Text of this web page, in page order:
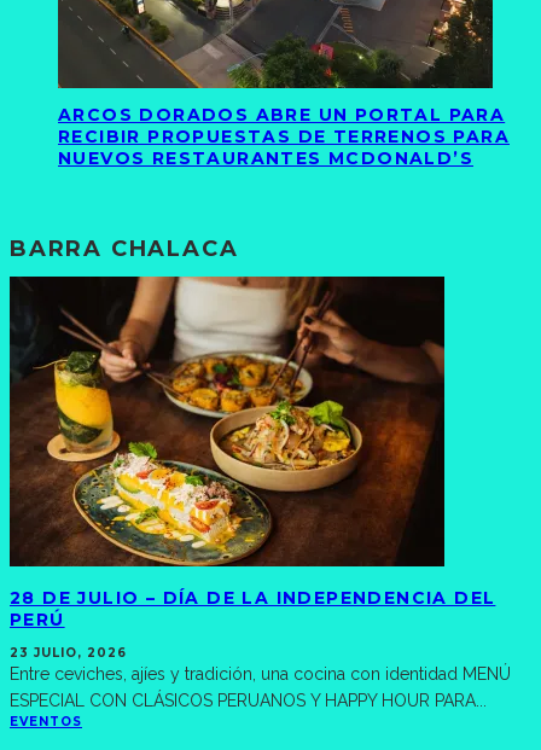
ARCOS DORADOS ABRE UN PORTAL PARA
RECIBIR PROPUESTAS DE TERRENOS PARA
NUEVOS RESTAURANTES MCDONALD’S
BARRA CHALACA
28 DE JULIO – DÍA DE LA INDEPENDENCIA DEL
PERÚ
23 JULIO, 2026
Entre ceviches, ajíes y tradición, una cocina con identidad MENÚ
ESPECIAL CON CLÁSICOS PERUANOS Y HAPPY HOUR PARA
EVENTOS